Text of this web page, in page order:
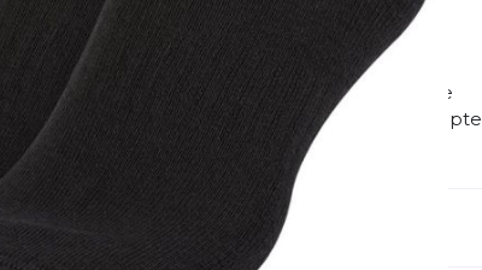
schaffst du dein Workout. Die dicke Terry-Sohle
bei Fußübungen und Gewichtheben. Das gerippte
und sorgt für ein stützendes Tragegefühl.